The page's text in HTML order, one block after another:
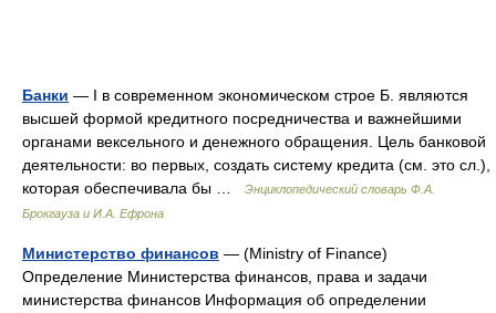
Банки — I в современном экономическом строе Б. являются
высшей формой кредитного посредничества и важнейшими
органами вексельного и денежного обращения. Цель банковой
деятельности: во первых, создать систему кредита (см. это сл.),
которая обеспечивала бы …
Энциклопедический словарь Ф.А.
Брокгауза и И.А. Ефрона
Министерство финансов — (Ministry of Finance)
Определение Министерства финансов, права и задачи
министерства финансов Информация об определении